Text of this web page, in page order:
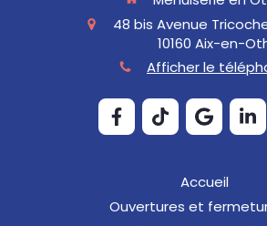
48 bis Avenue
10160 Aix-en-
Afficher le
Accueil
Ouvertures et